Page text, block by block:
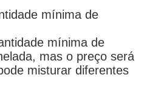
mínima de
mínima de
mas o preço será
misturar diferentes